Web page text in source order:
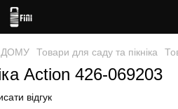
ДОМУ Товари для саду та пікніка
Action 426-069203
відгук